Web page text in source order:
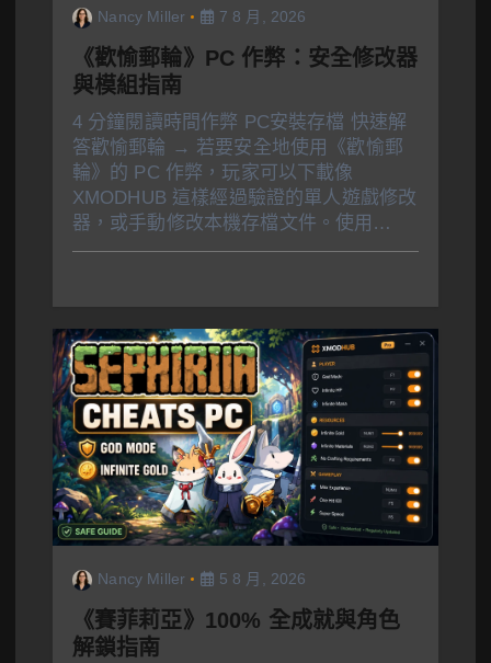
Nancy Miller 7 8 月, 2026
《歡愉郵輪》PC 作弊：安全修改器
與模組指南
4 分鐘閱讀時間作弊 PC安裝存檔 快速解
答歡愉郵輪 → 若要安全地使用《歡愉郵
輪》的 PC 作弊，玩家可以下載像
XMODHUB 這樣經過驗證的單人遊戲修改
器，或手動修改本機存檔文件。使用…
Nancy Miller 5 8 月, 2026
《賽菲莉亞》100% 全成就與角色
解鎖指南